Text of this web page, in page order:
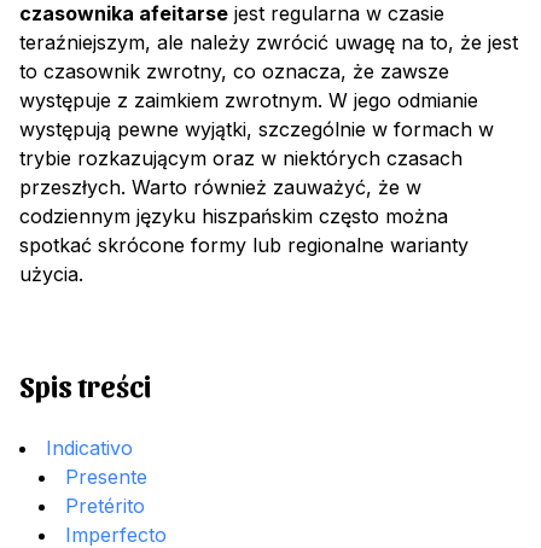
czasownika afeitarse jest regularna w czasie
teraźniejszym, ale należy zwrócić uwagę na to, że jest
to czasownik zwrotny, co oznacza, że zawsze
występuje z zaimkiem zwrotnym. W jego odmianie
występują pewne wyjątki, szczególnie w formach w
trybie rozkazującym oraz w niektórych czasach
przeszłych. Warto również zauważyć, że w
codziennym języku hiszpańskim często można
spotkać skrócone formy lub regionalne warianty
użycia.
Spis treści
Indicativo
Presente
Pretérito
Imperfecto